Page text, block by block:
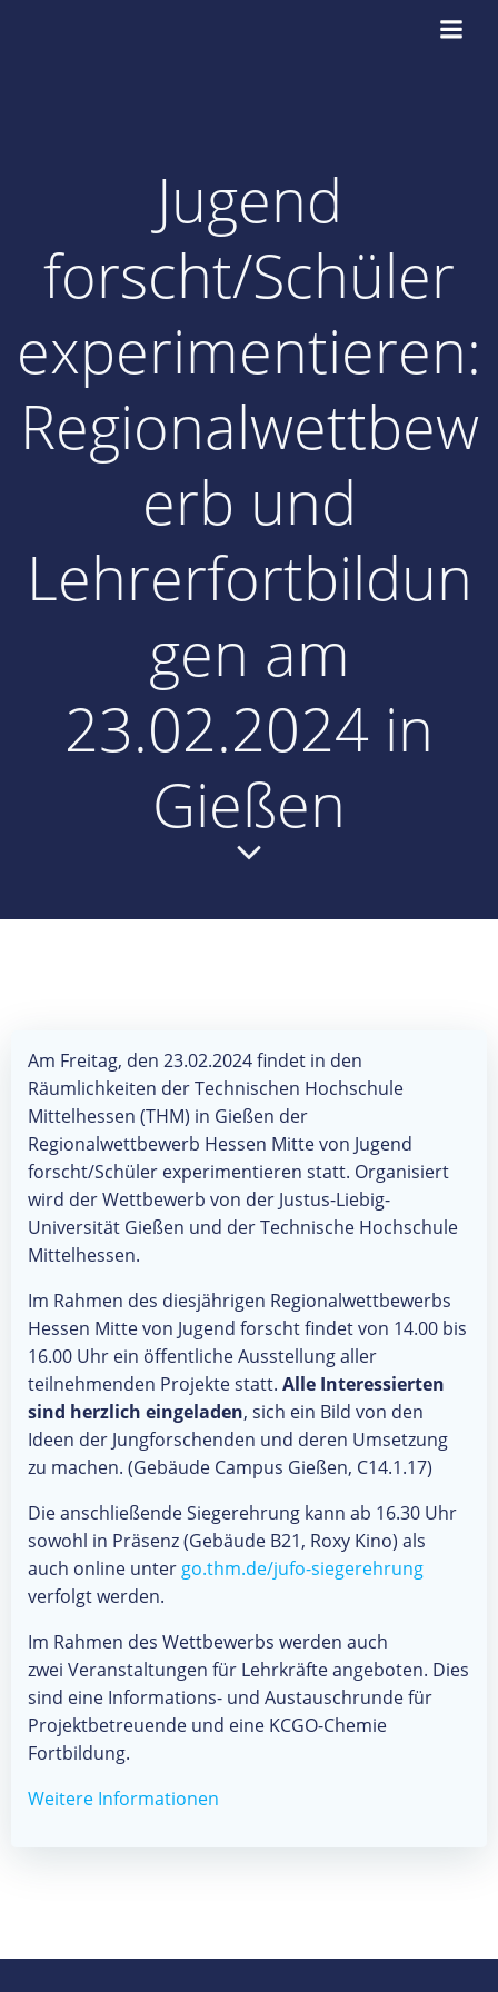
Jugend
forscht/Schüler
experimentieren:
Regionalwettbew
erb und
Lehrerfortbildun
gen am
23.02.2024 in
Gießen
Am Freitag, den 23.02.2024 findet in den
Räumlichkeiten der Technischen Hochschule
Mittelhessen (THM) in Gießen der
Regionalwettbewerb Hessen Mitte von Jugend
forscht/Schüler experimentieren statt. Organisiert
wird der Wettbewerb von der Justus-Liebig-
Universität Gießen und der Technische Hochschule
Mittelhessen.
Im Rahmen des diesjährigen Regionalwettbewerbs
Hessen Mitte von Jugend forscht findet von 14.00 bis
16.00 Uhr ein öffentliche Ausstellung aller
teilnehmenden Projekte statt. Alle Interessierten
sind herzlich eingeladen, sich ein Bild von den
Ideen der Jungforschenden und deren Umsetzung
zu machen. (Gebäude Campus Gießen, C14.1.17)
Die anschließende Siegerehrung kann ab 16.30 Uhr
sowohl in Präsenz (Gebäude B21, Roxy Kino) als
auch online unter go.thm.de/jufo-siegerehrung
verfolgt werden.
Im Rahmen des Wettbewerbs werden auch
zwei Veranstaltungen für Lehrkräfte angeboten. Dies
sind eine Informations- und Austauschrunde für
Projektbetreuende und eine KCGO-Chemie
Fortbildung.
Weitere Informationen